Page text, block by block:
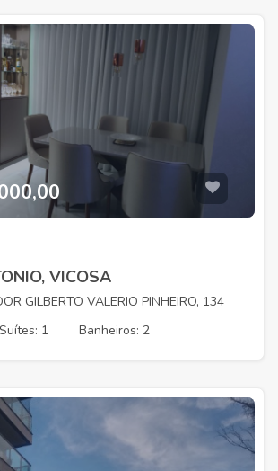
VICOSA
GILBERTO VALERIO PINHEIRO, 134
Suítes: 1 Banheiros: 2